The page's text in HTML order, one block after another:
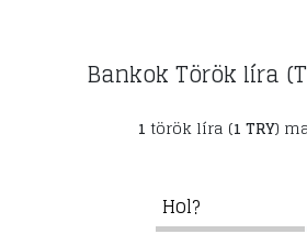
Bankok Török líra
1 török líra (1 TRY)
Hol?